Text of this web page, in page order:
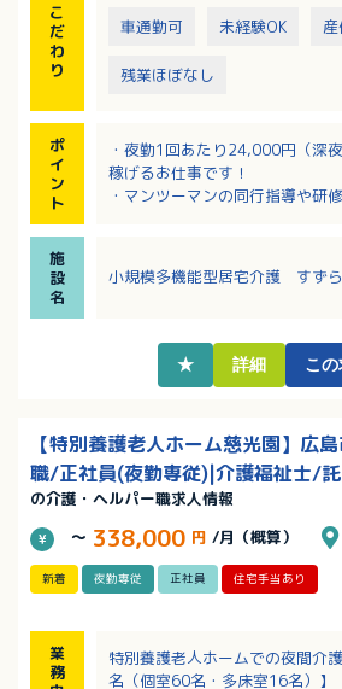
こ
だ
わ
り
車通勤可 未経験OK
残業ほぼなし
ポ
イ
ン
ト
・夜勤1回あたり24,000円（深
稼げるお仕事です！
・マンツーマンの同行指導や研
合わせて働けます！
・調理や清掃などを介護業務か
が整っています！
施
設
名
小規模多機能型居宅介護 すず
★ 詳細 こ
【特別養護老人ホーム慈光園】広
職/正社員(夜勤専従)|介護福祉士/
の介護・ヘルパー職求人情報
～ 338,000 円 /月（概算）
新着 夜勤専従 正社員 住宅手当あり
業
務
特別養護老人ホームでの夜間介
名（個室60名・多床室16名）】